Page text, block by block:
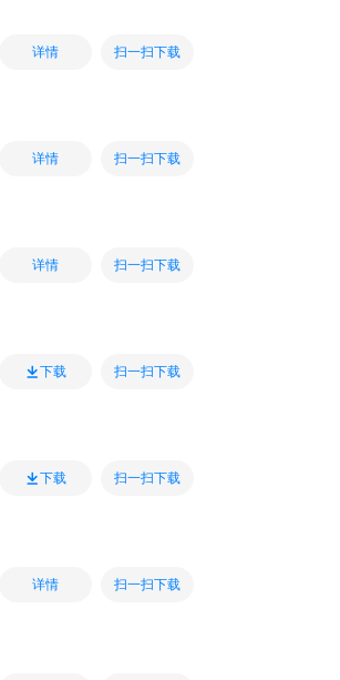
详情 扫一扫下载
详情 扫一扫下载
详情 扫一扫下载
下载 扫一扫下载
下载 扫一扫下载
详情 扫一扫下载